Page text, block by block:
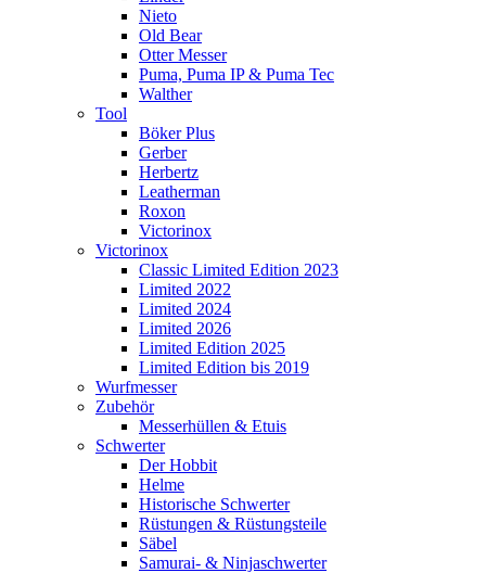
Nieto
Old Bear
Otter Messer
Puma, Puma IP & Puma Tec
Walther
Tool
Böker Plus
Gerber
Herbertz
Leatherman
Roxon
Victorinox
Victorinox
Classic Limited Edition 2023
Limited 2022
Limited 2024
Limited 2026
Limited Edition 2025
Limited Edition bis 2019
Wurfmesser
Zubehör
Messerhüllen & Etuis
Schwerter
Der Hobbit
Helme
Historische Schwerter
Rüstungen & Rüstungsteile
Säbel
Samurai- & Ninjaschwerter